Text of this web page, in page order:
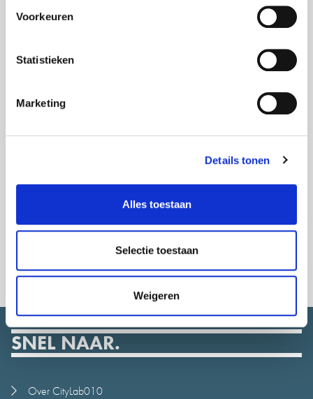
Voorkeuren
Statistieken
Marketing
Details tonen
Alles toestaan
Selectie toestaan
Weigeren
DANIJEL RIBARIC
SNEL NAAR.
Over CityLab010